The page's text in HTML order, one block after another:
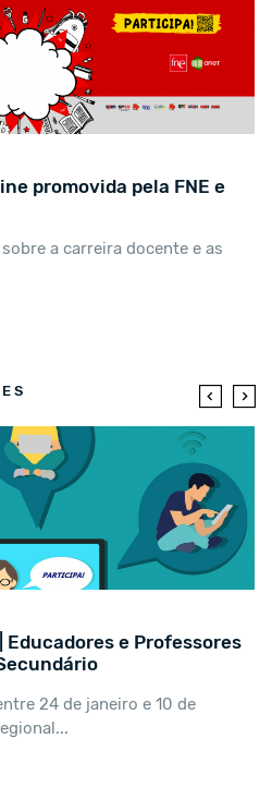
promovida pela FNE e
a carreira docente e as
| Educadores e Professores
24 de janeiro e 10 de